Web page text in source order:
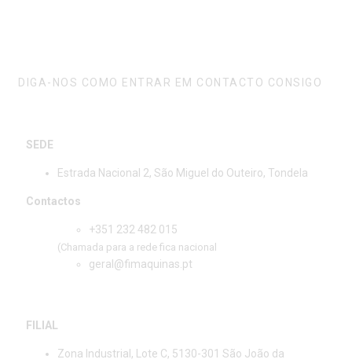
DIGA-NOS COMO ENTRAR EM CONTACTO CONSIGO
SEDE
Estrada Nacional 2, São Miguel do Outeiro, Tondela
Contactos
+351 232 482 015
(Chamada para a rede fica nacional
geral@fimaquinas.pt
FILIAL
Zona Industrial, Lote C, 5130-301 São João da